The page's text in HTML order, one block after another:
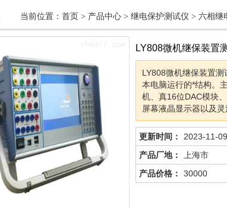
当前位置： 首页 > 产品中心 > 继电保护测试仪 > 六相继
LY808微机继保装置
LY808微机继保装置
本电脑运行的*结构。
机、真16位DAC模块
屏幕液晶显示器以及
更新时间： 2023-11-09
产品厂地：
上海市
产品价格：
30000